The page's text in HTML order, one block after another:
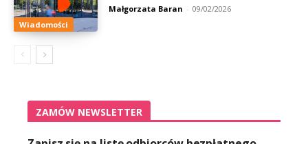
Wiadomości
Małgorzata Baran - 09/02/2026
ZAMÓW NEWSLETTER